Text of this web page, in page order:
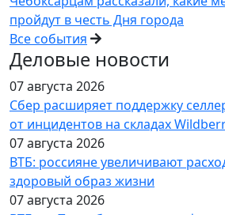
пройдут в честь Дня города
Все события
Деловые новости
07 августа 2026
Сбер расширяет поддержку
от инцидентов на складах
07 августа 2026
ВТБ: россияне увеличивают
здоровый образ жизни
07 августа 2026